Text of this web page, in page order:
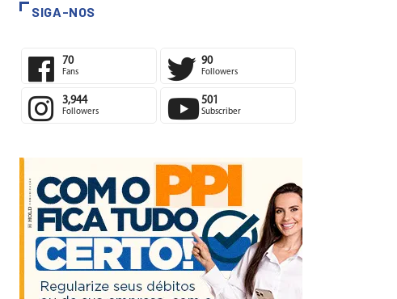
SIGA-NOS
70
Fans
90
Followers
3,944
Followers
501
Subscriber